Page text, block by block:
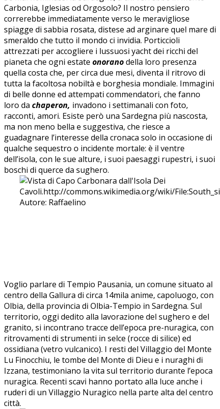
Carbonia, Iglesias od Orgosolo? Il nostro pensiero
correrebbe immediatamente verso le meravigliose
spiagge di sabbia rosata, distese ad arginare quel mare di
smeraldo che tutto il mondo ci invidia. Porticcioli
attrezzati per accogliere i lussuosi yacht dei ricchi del
pianeta che ogni estate onoranodella loro presenza
quella costa che, per circa due mesi, diventa il ritrovo di
tutta la facoltosa nobiltà e borghesia mondiale. Immagini
di belle donne ed attempati commendatori, che fanno
loro da chaperon, invadono i settimanali con foto,
racconti, amori. Esiste però una Sardegna più nascosta,
ma non meno bella e suggestiva, che riesce a
guadagnare l’interesse della cronaca solo in occasione di
qualche sequestro o incidente mortale: è il ventre
dell’isola, con le sue alture, i suoi paesaggi rupestri, i suoi
boschi di querce da sughero.
Voglio parlare di Tempio Pausania, un comune situato al
centro della Gallura di circa 14mila anime, capoluogo, con
Olbia, della provincia di Olbia-Tempio in Sardegna. Sul
territorio, oggi dedito alla lavorazione del sughero e del
granito, si incontrano tracce dell’epoca pre-nuragica, con
ritrovamenti di strumenti in selce (rocce di silice) ed
ossidiana (vetro vulcanico). I resti del Villaggio del Monte
Lu Finocchiu, le tombe del Monte di Dieu e i nuraghi di
Izzana, testimoniano la vita sul territorio durante l’epoca
nuragica. Recenti scavi hanno portato alla luce anche i
ruderi di un Villaggio Nuragico nella parte alta del centro
città.